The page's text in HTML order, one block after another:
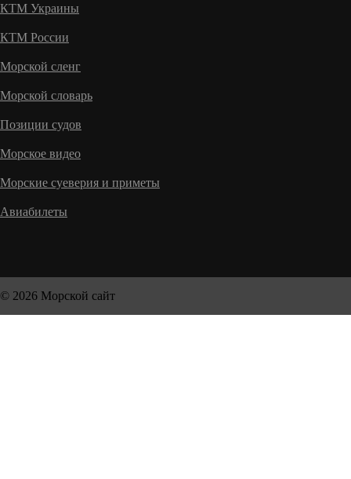
КТМ Украины
КТМ России
Морской сленг
Морской словарь
Позиции судов
Морское видео
Морские суеверия и приметы
Авиабилеты
© 2026 Морской сайт